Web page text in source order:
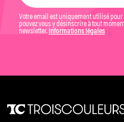
Votre email est uniquement utilisé
pouvez vous y désinscrire à tout
newsletter. Informations légales